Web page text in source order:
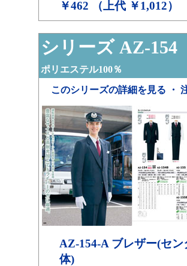
￥462 （上代 ￥1,012）
シリーズ AZ-154
ポリエステル100％
このシリーズの詳細を見る ・
AZ-154-A ブレザー(セ
体)